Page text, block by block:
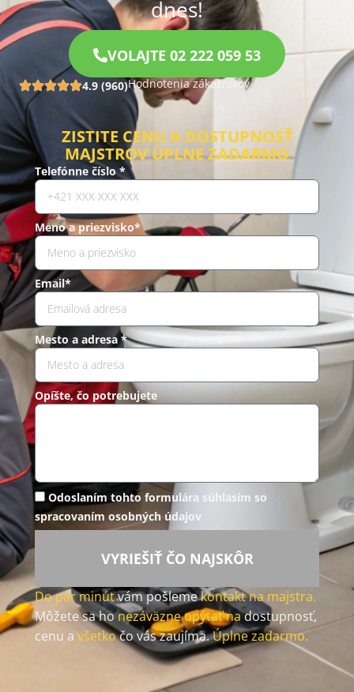
dnes!
VOLAJTE 02 222 059 53
4.9 (960)Hodnotenia zákazníkov
ZISTITE CENU A DOSTUPNOSŤ
MAJSTROV ÚPLNE ZADARMO
Telefónne číslo *
Meno a priezvisko*
Email*
Mesto a adresa *
Opíšte, čo potrebujete
Odoslaním tohto formulára súhlasím so
spracovaním osobných údajov
VYRIEŠIŤ ČO NAJSKÔR
Do pár minútvám pošlemekontakt na majstra.
Môžete sa honezáväzne opýtať nadostupnosť,
cenu a všetkočo vás zaujíma.Úplne zadarmo.